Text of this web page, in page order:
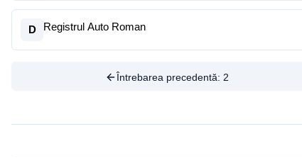
D Registrul Auto Roman
Întrebarea precedentă: 2